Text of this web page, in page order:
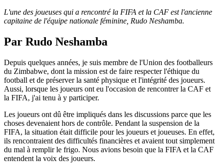
L'une des joueuses qui a rencontré la FIFA et la CAF est l'ancienne
capitaine de l'équipe nationale féminine, Rudo Neshamba.
Par Rudo Neshamba
Depuis quelques années, je suis membre de l'Union des footballeurs
du Zimbabwe, dont la mission est de faire respecter l'éthique du
football et de préserver la santé physique et l'intégrité des joueurs.
Aussi, lorsque les joueurs ont eu l'occasion de rencontrer la CAF et
la FIFA, j'ai tenu à y participer.
Les joueurs ont dû être impliqués dans les discussions parce que les
choses devenaient hors de contrôle. Pendant la suspension de la
FIFA, la situation était difficile pour les joueurs et joueuses. En effet,
ils rencontraient des difficultés financières et avaient tout simplement
du mal à remplir le frigo. Nous avions besoin que la FIFA et la CAF
entendent la voix des joueurs.